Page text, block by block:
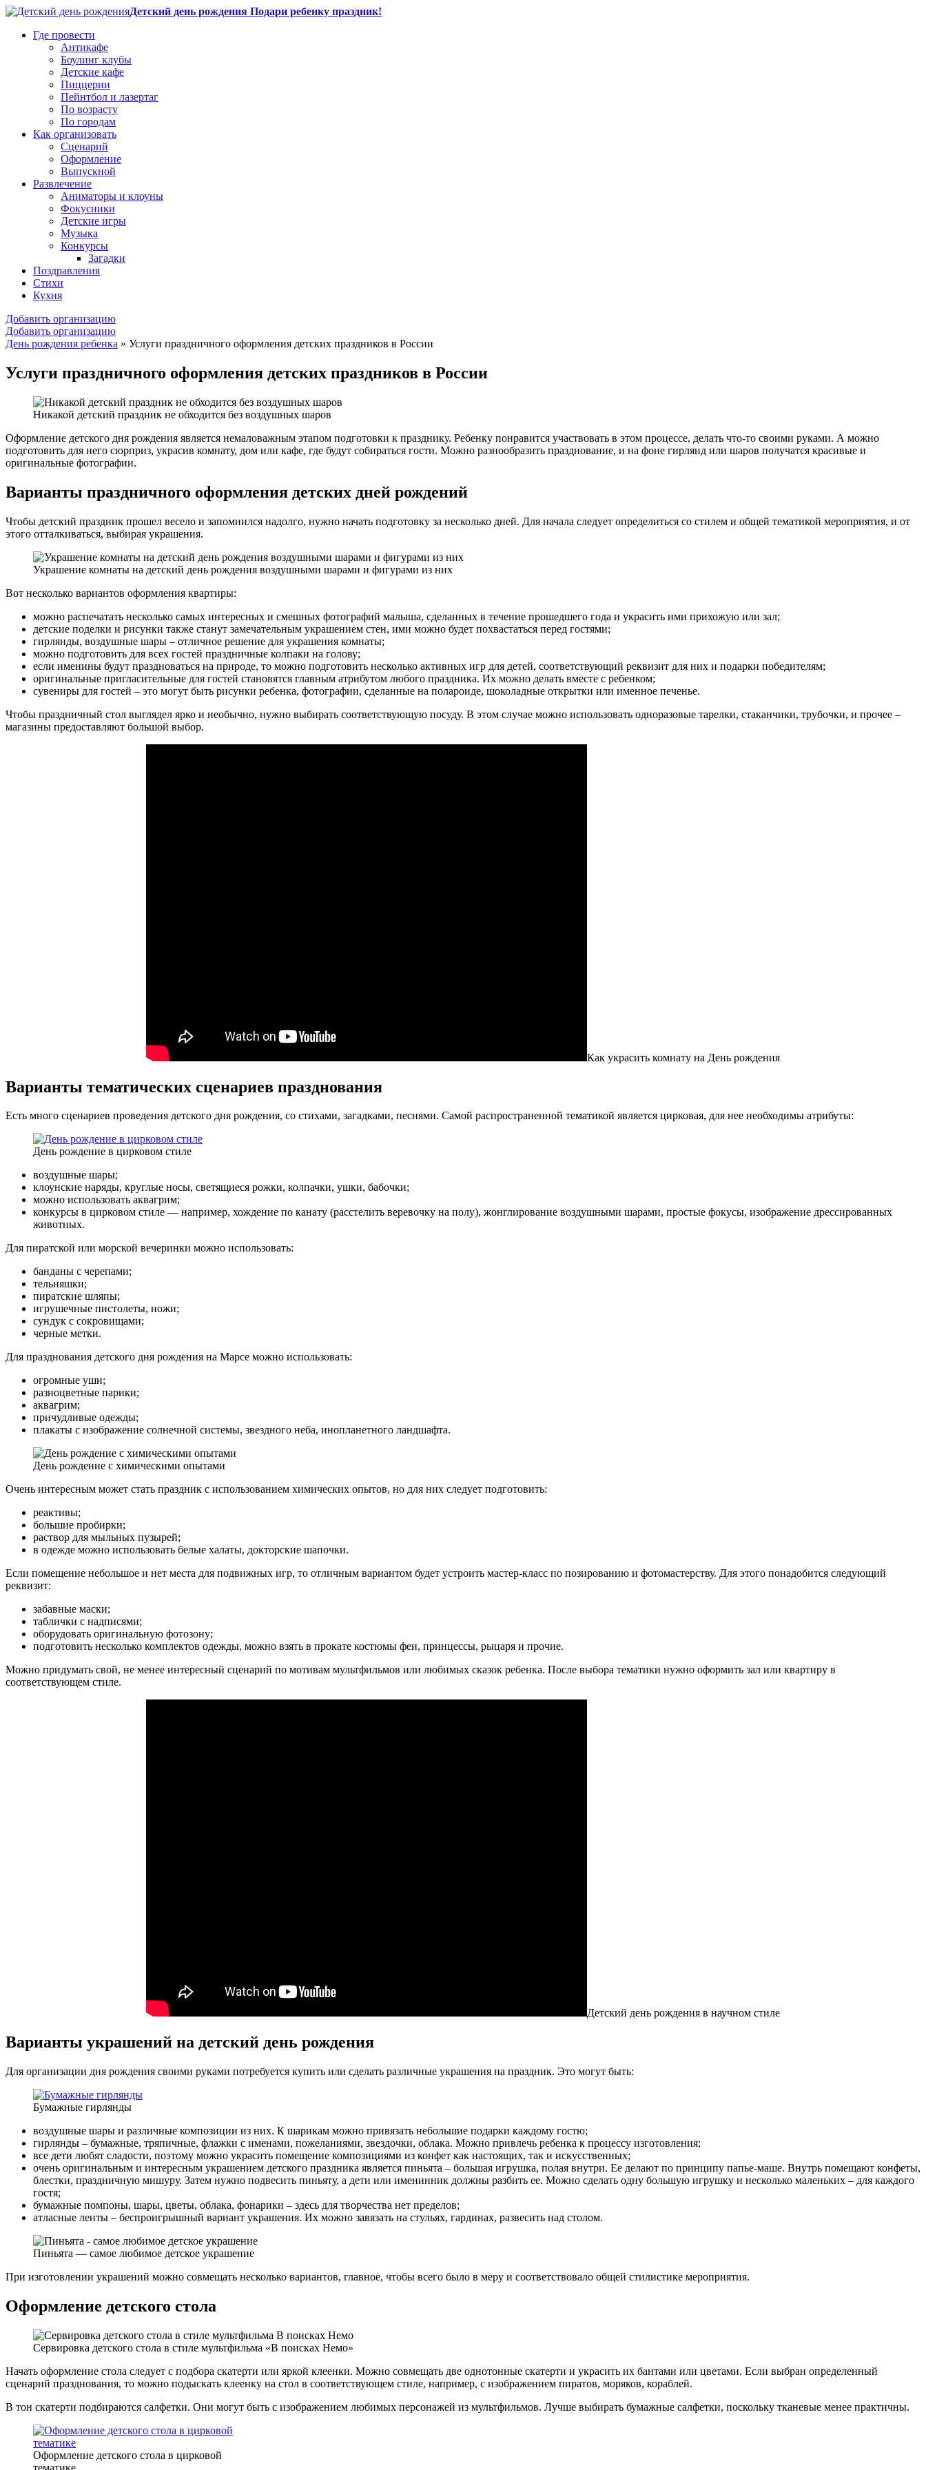
Детский день рождения Подари ребенку праздник!
Где провести
Антикафе
Боулинг клубы
Детские кафе
Пиццерии
Пейнтбол и лазертаг
По возрасту
По городам
Как организовать
Сценарий
Оформление
Выпускной
Развлечение
Аниматоры и клоуны
Фокусники
Детские игры
Музыка
Конкурсы
Загадки
Поздравления
Стихи
Кухня
Добавить организацию
Добавить организацию
День рождения ребенка » Услуги праздничного оформления детских праздников в России
Услуги праздничного оформления детских праздников в России
Никакой детский праздник не обходится без воздушных шаров
Оформление детского дня рождения является немаловажным этапом подготовки к празднику. Ребенку понравится участвовать в этом процессе, делать что-то своими руками. А можно
подготовить для него сюрприз, украсив комнату, дом или кафе, где будут собираться гости. Можно разнообразить празднование, и на фоне гирлянд или шаров получатся красивые и
оригинальные фотографии.
Варианты праздничного оформления детских дней рождений
Чтобы детский праздник прошел весело и запомнился надолго, нужно начать подготовку за несколько дней. Для начала следует определиться со стилем и общей тематикой мероприятия, и от
этого отталкиваться, выбирая украшения.
Украшение комнаты на детский день рождения воздушными шарами и фигурами из них
Вот несколько вариантов оформления квартиры:
можно распечатать несколько самых интересных и смешных фотографий малыша, сделанных в течение прошедшего года и украсить ими прихожую или зал;
детские поделки и рисунки также станут замечательным украшением стен, ими можно будет похвастаться перед гостями;
гирлянды, воздушные шары – отличное решение для украшения комнаты;
можно подготовить для всех гостей праздничные колпаки на голову;
если именины будут праздноваться на природе, то можно подготовить несколько активных игр для детей, соответствующий реквизит для них и подарки победителям;
оригинальные пригласительные для гостей становятся главным атрибутом любого праздника. Их можно делать вместе с ребенком;
сувениры для гостей – это могут быть рисунки ребенка, фотографии, сделанные на полароиде, шоколадные открытки или именное печенье.
Чтобы праздничный стол выглядел ярко и необычно, нужно выбирать соответствующую посуду. В этом случае можно использовать одноразовые тарелки, стаканчики, трубочки, и прочее –
магазины предоставляют большой выбор.
Как украсить комнату на День рождения
Варианты тематических сценариев празднования
Есть много сценариев проведения детского дня рождения, со стихами, загадками, песнями. Самой распространенной тематикой является цирковая, для нее необходимы атрибуты:
День рождение в цирковом стиле
воздушные шары;
клоунские наряды, круглые носы, светящиеся рожки, колпачки, ушки, бабочки;
можно использовать аквагрим;
конкурсы в цирковом стиле — например, хождение по канату (расстелить веревочку на полу), жонглирование воздушными шарами, простые фокусы, изображение дрессированных
животных.
Для пиратской или морской вечеринки можно использовать:
банданы с черепами;
тельняшки;
пиратские шляпы;
игрушечные пистолеты, ножи;
сундук с сокровищами;
черные метки.
Для празднования детского дня рождения на Марсе можно использовать:
огромные уши;
разноцветные парики;
аквагрим;
причудливые одежды;
плакаты с изображение солнечной системы, звездного неба, инопланетного ландшафта.
День рождение с химическими опытами
Очень интересным может стать праздник с использованием химических опытов, но для них следует подготовить:
реактивы;
большие пробирки;
раствор для мыльных пузырей;
в одежде можно использовать белые халаты, докторские шапочки.
Если помещение небольшое и нет места для подвижных игр, то отличным вариантом будет устроить мастер-класс по позированию и фотомастерству. Для этого понадобится следующий
реквизит:
забавные маски;
таблички с надписями;
оборудовать оригинальную фотозону;
подготовить несколько комплектов одежды, можно взять в прокате костюмы феи, принцессы, рыцаря и прочие.
Можно придумать свой, не менее интересный сценарий по мотивам мультфильмов или любимых сказок ребенка. После выбора тематики нужно оформить зал или квартиру в
соответствующем стиле.
Детский день рождения в научном стиле
Варианты украшений на детский день рождения
Для организации дня рождения своими руками потребуется купить или сделать различные украшения на праздник. Это могут быть:
Бумажные гирлянды
воздушные шары и различные композиции из них. К шарикам можно привязать небольшие подарки каждому гостю;
гирлянды – бумажные, тряпичные, флажки с именами, пожеланиями, звездочки, облака. Можно привлечь ребенка к процессу изготовления;
все дети любят сладости, поэтому можно украсить помещение композициями из конфет как настоящих, так и искусственных;
очень оригинальным и интересным украшением детского праздника является пиньята – большая игрушка, полая внутри. Ее делают по принципу папье-маше. Внутрь помещают конфеты,
блестки, праздничную мишуру. Затем нужно подвесить пиньяту, а дети или именинник должны разбить ее. Можно сделать одну большую игрушку и несколько маленьких – для каждого
гостя;
бумажные помпоны, шары, цветы, облака, фонарики – здесь для творчества нет пределов;
атласные ленты – беспроигрышный вариант украшения. Их можно завязать на стульях, гардинах, развесить над столом.
Пиньята — самое любимое детское украшение
При изготовлении украшений можно совмещать несколько вариантов, главное, чтобы всего было в меру и соответствовало общей стилистике мероприятия.
Оформление детского стола
Сервировка детского стола в стиле мультфильма «В поисках Немо»
Начать оформление стола следует с подбора скатерти или яркой клеенки. Можно совмещать две однотонные скатерти и украсить их бантами или цветами. Если выбран определенный
сценарий празднования, то можно подыскать клеенку на стол в соответствующем стиле, например, с изображением пиратов, моряков, кораблей.
В тон скатерти подбираются салфетки. Они могут быть с изображением любимых персонажей из мультфильмов. Лучше выбирать бумажные салфетки, поскольку тканевые менее практичны.
Оформление детского стола в цирковой
тематике